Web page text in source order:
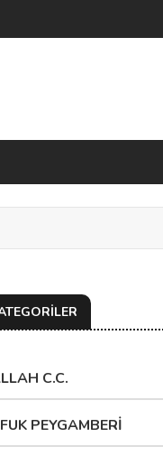
C.C.
PEYGAMBERİ